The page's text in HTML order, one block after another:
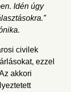
Idén úgy
civilek
ezzel
akkori